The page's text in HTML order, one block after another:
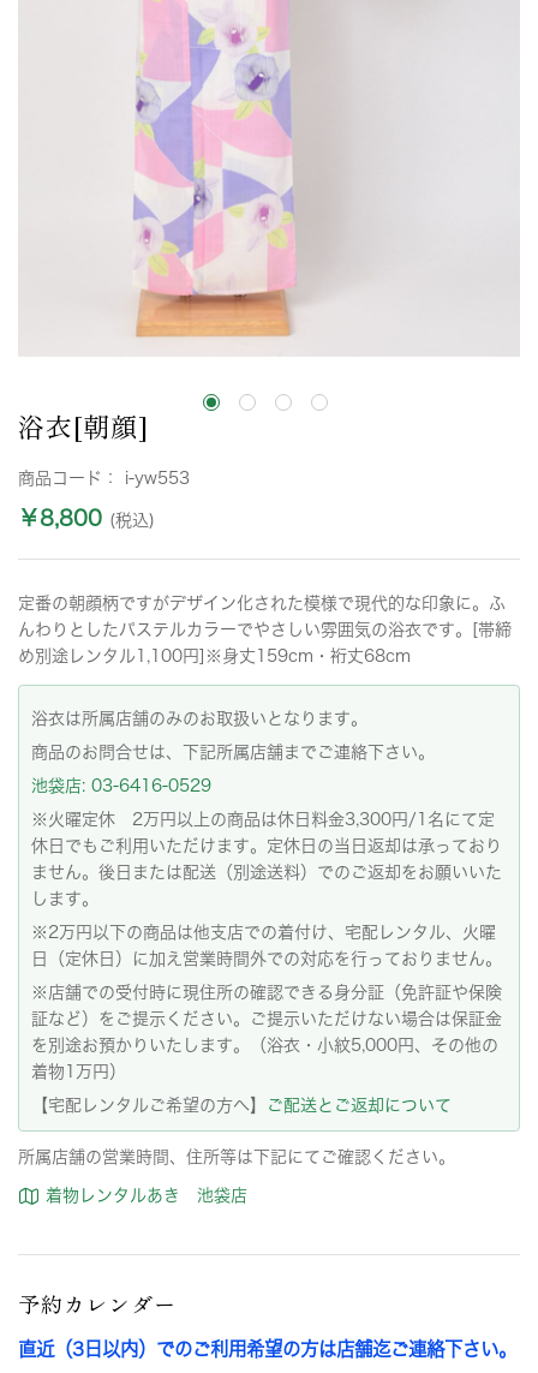
浴衣[朝顔]
商品コード： i-yw553
￥8,800 (税込)
定番の朝顔柄ですがデザイン化された模様で現代的な印象に。ふ
んわりとしたパステルカラーでやさしい雰囲気の浴衣です。[帯締
め別途レンタル1,100円]※身丈159cm・裄丈68cm
浴衣は所属店舗のみのお取扱いとなります。
商品のお問合せは、下記所属店舗までご連絡下さい。
池袋店: 03-6416-0529
※火曜定休 2万円以上の商品は休日料金3,300円/1名にて定
休日でもご利用いただけます。定休日の当日返却は承っており
ません。後日または配送（別途送料）でのご返却をお願いいた
します。
※2万円以下の商品は他支店での着付け、宅配レンタル、火曜
日（定休日）に加え営業時間外での対応を行っておりません。
※店舗での受付時に現住所の確認できる身分証（免許証や保険
証など）をご提示ください。ご提示いただけない場合は保証金
を別途お預かりいたします。（浴衣・小紋5,000円、その他の
着物1万円）
【宅配レンタルご希望の方へ】
ご配送とご返却について
所属店舗の営業時間、住所等は下記にてご確認ください。
着物レンタルあき 池袋店
予約カレンダー
直近（3日以内）でのご利用希望の方は店舗迄ご連絡下さい。